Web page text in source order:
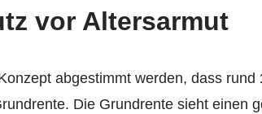
vor Altersarmut
abgestimmt werden, dass rund
Die Grundrente sieht einen